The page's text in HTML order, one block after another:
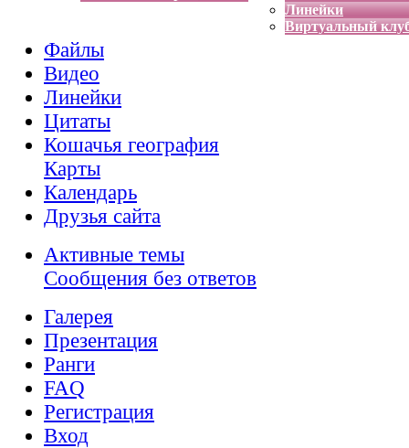
Линейки
Виртуальный
Файлы
Видео
Линейки
Цитаты
Кошачья география
Карты
Календарь
Друзья сайта
Активные темы
Сообщения без ответов
Галерея
Презентация
Ранги
FAQ
Регистрация
Вход